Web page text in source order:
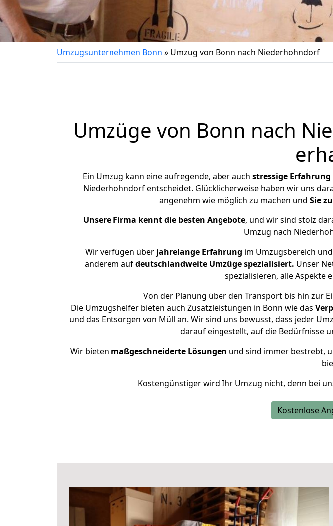
Umzugsunternehmen Bonn » Umzug von Bonn nach Niederhohndorf
Umzüge von Bonn nach
Ein Umzug kann eine aufregende, aber auch stressige Erfahrung
Niederhohndorf entscheidet. Glücklicherweise haben wir uns
angenehm wie möglich zu machen und Sie
Unsere Firma kennt die besten Angebote, und wir sind stolz
Umzug nach
Wir verfügen überjahrelange Erfahrung im Umzugsbereich
anderem aufdeutschlandweite Umzüge spezialisiert. Unser
spezialisieren, alle Aspekte
Von der Planung über den Transport bis hin zur
Die Umzugshelfer bieten auch Zusatzleistungen in Bonn wie das
und das Entsorgen von Müll an. Wir sind uns bewusst, dass jeder
darauf eingestellt, auf die Bedürfnisse
Wir bieten maßgeschneiderte Lösungen und sind immer bestrebt,
Kostengünstiger wird Ihr Umzug nicht, denn bei
Kostenlose